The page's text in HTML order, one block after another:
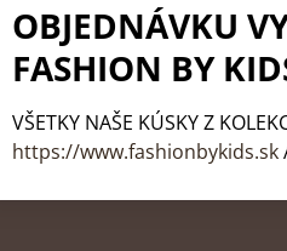
OBJEDNÁVKU
FASHION BY
VŠETKY NAŠE KÚSKY Z
https://www.fashionbykids.sk